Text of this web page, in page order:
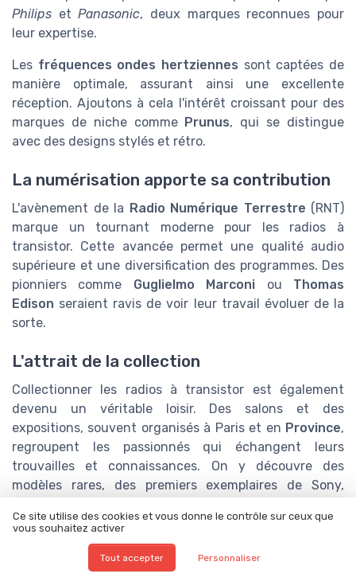
Philips etPanasonic, deux marques reconnues pour
leur expertise.
Les fréquences ondes hertziennes sont captées de
manière optimale, assurant ainsi une excellente
réception. Ajoutons à cela l'intérêt croissant pour des
marques de niche comme Prunus, qui se distingue
avec des designs stylés et rétro.
La numérisation apporte sa contribution
L'avènement de la Radio Numérique Terrestre (RNT)
marque un tournant moderne pour les radios à
transistor. Cette avancée permet une qualité audio
supérieure et une diversification des programmes. Des
pionniers comme Guglielmo Marconi ou Thomas
Edison seraient ravis de voir leur travail évoluer de la
sorte.
L'attrait de la collection
Collectionner les radios à transistor est également
devenu un véritable loisir. Des salons et des
expositions, souvent organisés à Paris et en Province,
regroupent les passionnés qui échangent leurs
trouvailles et connaissances. On y découvre des
modèles rares, des premiers exemplaires de Sony,
Exemplaires et témoignages de terrain
Les témoignages abondent sur l'efficacité et la
Ce site utilise des cookies et vous donne le contrôle sur ceux que
vous souhaitez activer
Tout accepter Personnaliser